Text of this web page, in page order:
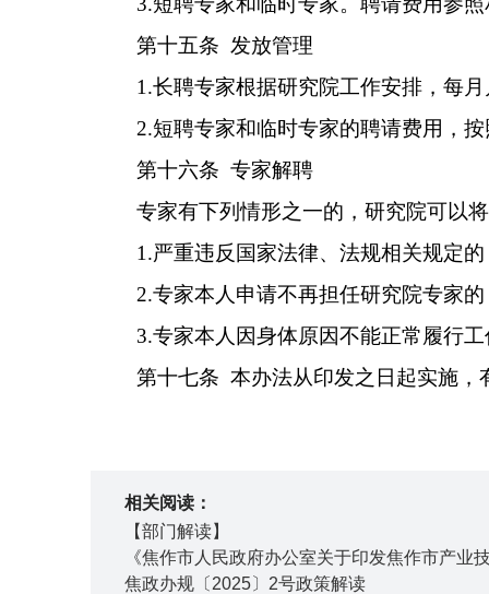
第十五条 发放管理
1.长聘专家根据研究院工作安排，每
2.短聘专家和临时专家的聘请费用，按
第十六条 专家解聘
专家有下列情形之一的 ，研究院可以
1.严重违反国家法律、法规相关规定的
2.专家本人申请不再担任研究院专家的
3.专家本人因身体原因不能正常履行
第十七条 本办法从印发之日起实施 ，
相关阅读：
【部门解读】
《焦作市人民政府办公室关于印发焦作市产业
焦政办规〔2025〕2号政策解读